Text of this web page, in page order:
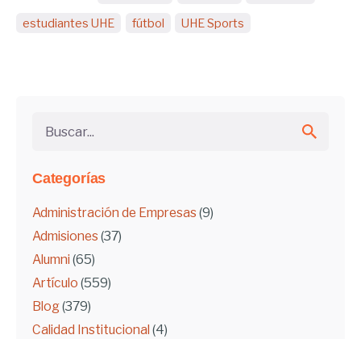
Categorías
Administración de Empresas (9)
Admisiones (37)
Alumni (65)
Artículo (559)
Blog(379)
Calidad Institucional (4)
estudiantes UHE fútbol UHE Sports